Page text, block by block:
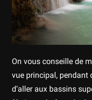
On vous conseille de
vue principal, pendant
d’aller aux bassins